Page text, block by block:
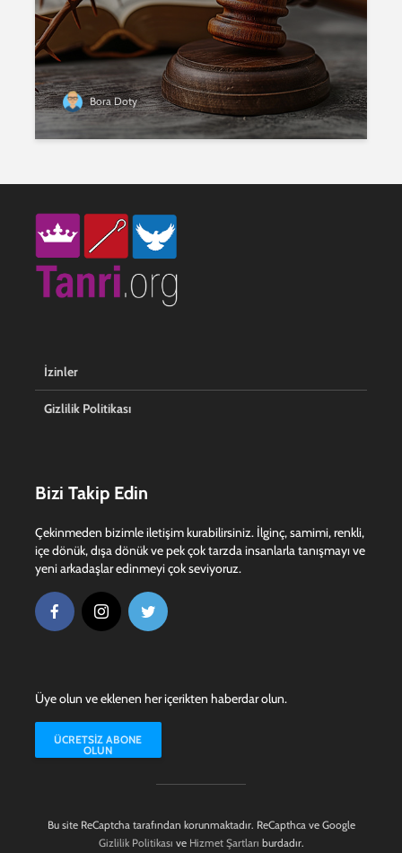
Bora Doty
İzinler
Gizlilik Politikası
Bizi Takip Edin
Çekinmeden bizimle iletişim kurabilirsiniz. İlginç, samimi, renkli,
içe dönük, dışa dönük ve pek çok tarzda insanlarla tanışmayı ve
yeni arkadaşlar edinmeyi çok seviyoruz.
Üye olun ve eklenen her içerikten haberdar olun.
ÜCRETSIZ ABONE
OLUN
Bu site ReCaptcha tarafından korunmaktadır. ReCapthca ve Google
Gizlilik Politikası ve Hizmet Şartları burdadır.